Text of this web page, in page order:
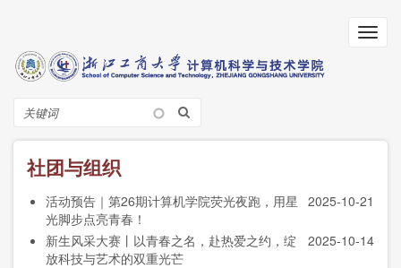
搜
索
社团与组织
2025-10-21
活动预告｜第26期计算机学院荧光夜跑，用星
光脚步点亮青春！
2025-10-14
新生风采大赛丨以青春之名，赴热爱之约，绽
放科技与艺术的双重光芒